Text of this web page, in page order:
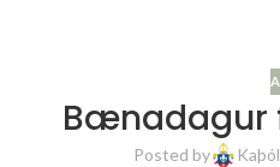
Bænadagur
Posted by